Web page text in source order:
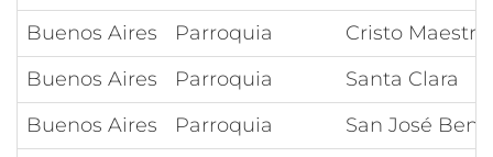
Buenos Aires
Parroquia
Cristo Maestro
Buenos Aires
Parroquia
Santa Clara
Buenos Aires
Parroquia
San José